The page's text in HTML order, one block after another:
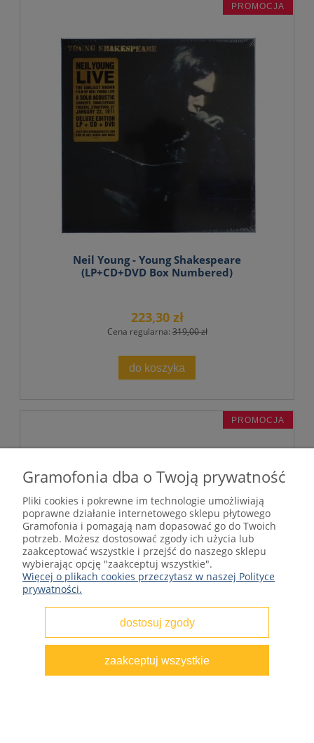
Neil Young - Young Shakespeare
(LP+CD+DVD Box Numbered)
223,30 zł
Cena regularna:319,00 zł
do koszyka
PROMOCJA
Prince - Sign "O" The Times (4LP, Box Set,
Deluxe Edition)
PROMOCJA
Gramofonia dba o Twoją prywatność
Pliki cookies i pokrewne im technologie umożliwiają
poprawne działanie internetowego sklepu płytowego
Gramofonia i pomagają nam dopasować go do Twoich
potrzeb. Możesz dostosować zgody ich użycia lub
zaakceptować wszystkie i przejść do naszego sklepu
wybierając opcję "zaakceptuj wszystkie".
Więcej o plikach cookies przeczytasz w naszej Polityce
prywatności.
dostosuj zgody
zaakceptuj wszystkie